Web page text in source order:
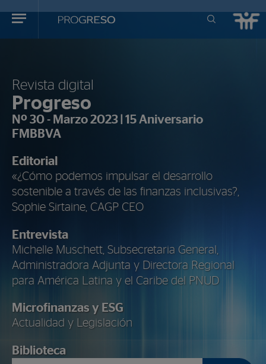
Progreso
Revista
Revista digital
Progreso
Nº 30 - Marzo 2023 | 15 Aniversario
FMBBVA
Editorial
«¿Cómo podemos impulsar el desarrollo
sostenible a través de las finanzas inclusivas?,
Sophie Sirtaine, CAGP CEO
Entrevista
Michelle Muschett, Subsecretaria General,
Administradora Adjunta y Directora Regional
para América Latina y el Caribe del PNUD
Microfinanzasy ESG
Actualidad y Legislación
Biblioteca